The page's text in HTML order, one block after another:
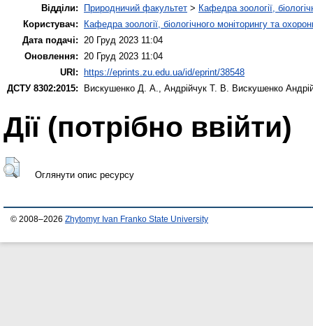
Відділи:
Природничий факультет > Кафедра зоології,
Користувач:
Кафедра зоології, біологічного моніторингу та
Дата подачі: 20 Груд 2023 11:04
Оновлення: 20 Груд 2023 11:04
URI:
https://eprints.zu.edu.ua/id/eprint/38548
ДСТУ 8302:2015:
Вискушенко Д. А., Андрійчук Т. В. Вискушенко
Дії ​​(потрібно ввійти)
Оглянути опис ресурсу
© 2008–2026 Zhytomyr Ivan Franko State University